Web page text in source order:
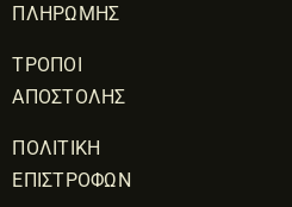
ΠΛΗΡΩΜΗΣ
ΤΡΟΠΟΙ
ΑΠΟΣΤΟΛΗΣ
ΠΟΛΙΤΙΚΗ
ΕΠΙΣΤΡΟΦΩΝ